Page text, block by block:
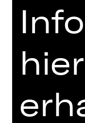
zur
TEAM